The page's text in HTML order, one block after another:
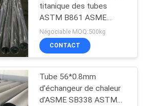
titanique des tubes
ASTM B861 ASME
SB861 GR.1 d'échangeur
de chaleur de
condensateurs
Négociable MOQ:500kg
CONTACT
Tube 56*0.8mm
d'échangeur de chaleur
d'ASME SB338 ASTM